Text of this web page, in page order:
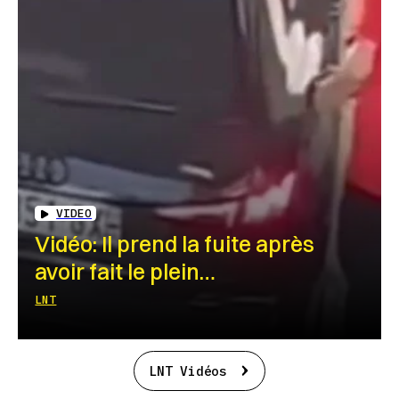
VIDEO
Vidéo: Il prend la fuite après
avoir fait le plein…
LNT
LNT Vidéos